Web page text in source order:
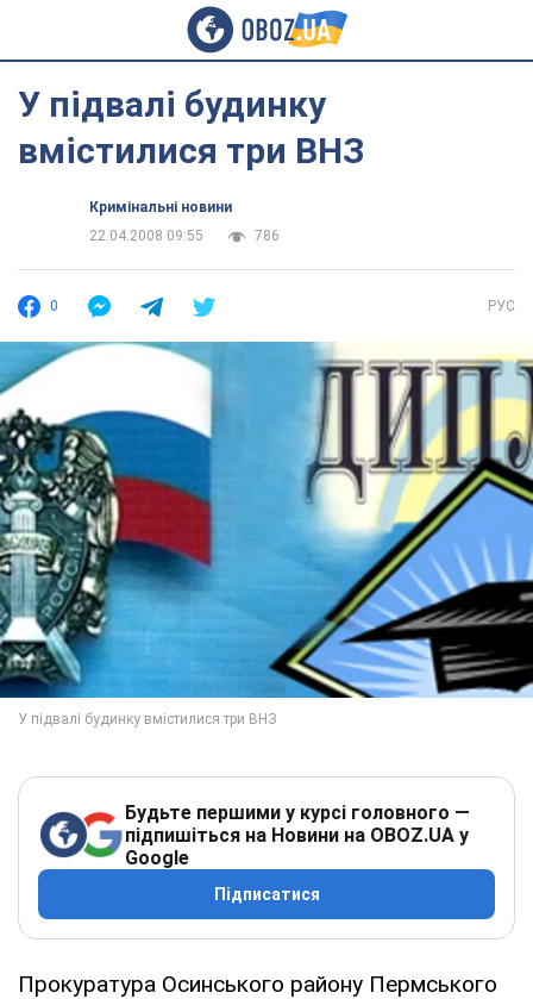
У підвалі будинку
вмістилися три ВНЗ
Кримінальні новини
22.04.2008 09:55
786
0 РУС
Будьте першими у курсі головного —
підпишіться на Новини на OBOZ.UA у
Google
Підписатися
Прокуратура Осинського району Пермського